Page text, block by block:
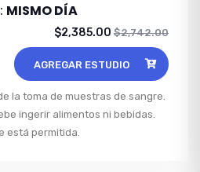
MISMO DÍA
$2,385.00 $2,742.00
AGREGAR ESTUDIO
la toma de muestras de sangre.
ingerir alimentos ni bebidas.
está permitida.